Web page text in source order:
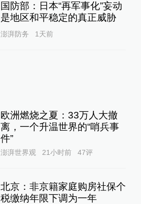
国防部：日本“再军事化”妄动
是地区和平稳定的真正威胁
澎湃防务 1天前
欧洲燃烧之夏：33万人大撤
离，一个升温世界的“哨兵事
件”
澎湃世界观 21小时前 47评
北京：非京籍家庭购房社保个
税缴纳年限下调为一年